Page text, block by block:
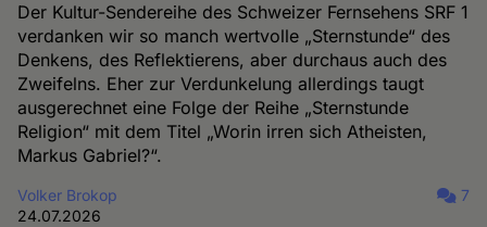
Der Kultur-Sendereihe des Schweizer Fernsehens SRF 1
verdanken wir so manch wertvolle „Sternstunde“ des
Denkens, des Reflektierens, aber durchaus auch des
Zweifelns. Eher zur Verdunkelung allerdings taugt
ausgerechnet eine Folge der Reihe „Sternstunde
Religion“ mit dem Titel „Worin irren sich Atheisten,
Markus Gabriel?“.
Volker Brokop
24.07.2026
7